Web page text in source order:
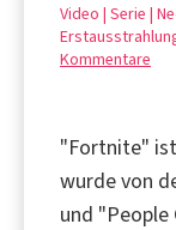
Video | Serie |
Kommentare
"Fortnite"
wurde von
und "People